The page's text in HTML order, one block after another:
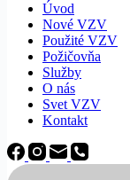
Úvod
Nové VZV
Použité VZV
Požičovňa
Služby
O nás
Svet VZV
Kontakt